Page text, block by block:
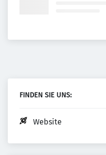
FINDEN SIE UNS:
Website